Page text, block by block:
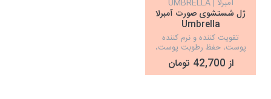
آمبرلا | UMBRELLA
ژل شستشوی صورت آمبرلا
Umbrella
تقویت کننده و نرم کننده
پوست، حفظ رطوبت پوست،
فاقد مواد مضر از 42,700 تومان